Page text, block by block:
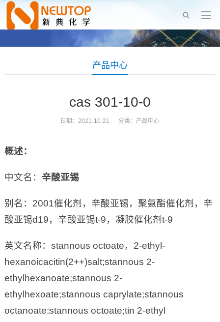
产品中心
cas 301-10-0
日期：2021-10-21 分类： 产品中心
概述：
中文名： 辛酸亚锡
别名：2001催化剂，辛酸亚锡，聚氨酯催化剂，辛
酸亚锡d19，辛酸亚锡t-9，凝胶催化剂t-9
英文名称：stannous octoate，2-ethyl-
hexanoicacitin(2++)salt;stannous 2-
ethylhexanoate;stannous 2-
ethylhexoate;stannous caprylate;stannous
octanoate;stannous octoate;tin 2-ethyl